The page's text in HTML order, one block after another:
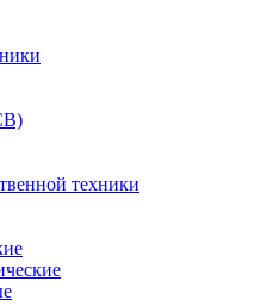
техники